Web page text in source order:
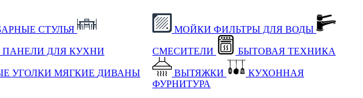
СТУЛЬЯ
ДЛЯ КУХНИ
УГОЛКИ МЯГКИЕ ДИВАНЫ
МОЙКИ ФИЛЬТРЫ ДЛЯ ВОДЫ
СМЕСИТЕЛИ БЫТОВАЯ ТЕХНИКА
ВЫТЯЖКИ
КУХОННАЯ
ФУРНИТУРА